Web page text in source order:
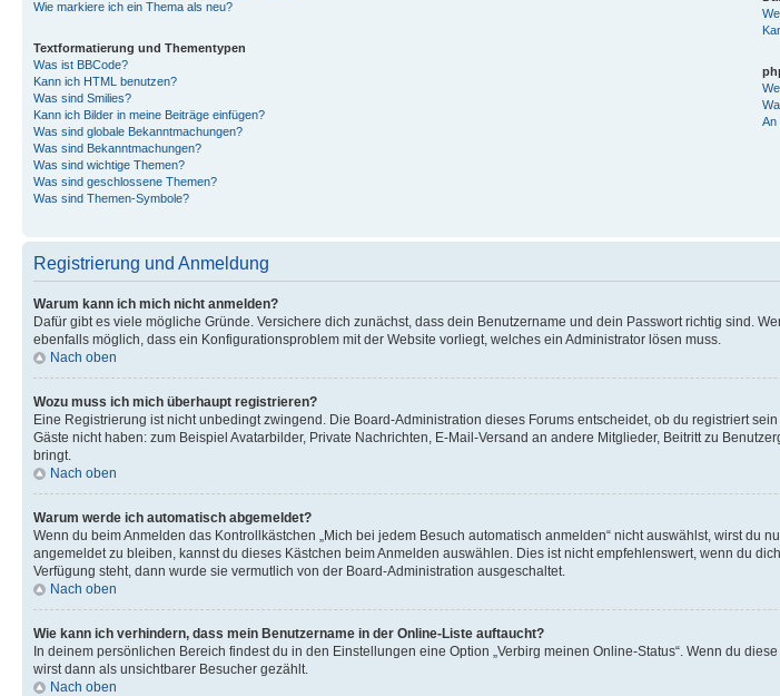
Wie markiere ich ein Thema als neu?
Textformatierung und Thementypen
Was ist BBCode?
Kann ich HTML benutzen?
Was sind Smilies?
Kann ich Bilder in meine Beiträge einfügen?
Was sind globale Bekanntmachungen?
Was sind Bekanntmachungen?
Was sind wichtige Themen?
Was sind geschlossene Themen?
Was sind Themen-Symbole?
An
Registrierung und Anmeldung
Warum kann ich mich nicht anmelden?
Dafür gibt es viele mögliche Gründe. Versichere dich zunächst, dass dein Benutzername und dein Passwort richtig sind.
ebenfalls möglich, dass ein Konfigurationsproblem mit der Website vorliegt, welches ein Administrator lösen muss.
Nach oben
Wozu muss ich mich überhaupt registrieren?
Eine Registrierung ist nicht unbedingt zwingend. Die Board-Administration dieses Forums entscheidet, ob du registriert
Gäste nicht haben: zum Beispiel Avatarbilder, Private Nachrichten, E-Mail-Versand an andere Mitglieder, Beitritt zu
bringt.
Nach oben
Warum werde ich automatisch abgemeldet?
Wenn du beim Anmelden das Kontrollkästchen „Mich bei jedem Besuch automatisch anmelden“ nicht auswählst, wirst
angemeldet zu bleiben, kannst du dieses Kästchen beim Anmelden auswählen. Dies ist nicht empfehlenswert, wenn du
Verfügung steht, dann wurde sie vermutlich von der Board-Administration ausgeschaltet.
Nach oben
Wie kann ich verhindern, dass mein Benutzername in der Online-Liste auftaucht?
In deinem persönlichen Bereich findest du in den Einstellungen eine Option „Verbirg meinen Online-Status“. Wenn du
wirst dann als unsichtbarer Besucher gezählt.
Nach oben